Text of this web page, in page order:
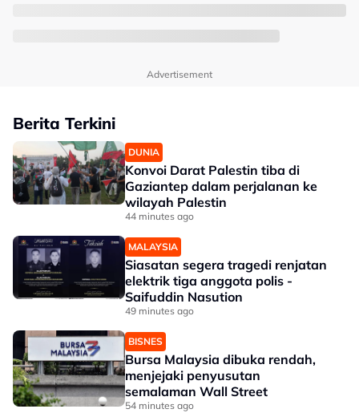
Advertisement
Berita Terkini
DUNIA
Konvoi Darat Palestin tiba di
Gaziantep dalam perjalanan ke
wilayah Palestin
44 minutes ago
MALAYSIA
Siasatan segera tragedi renjatan
elektrik tiga anggota polis -
Saifuddin Nasution
49 minutes ago
BISNES
Bursa Malaysia dibuka rendah,
menjejaki penyusutan
semalaman Wall Street
54 minutes ago